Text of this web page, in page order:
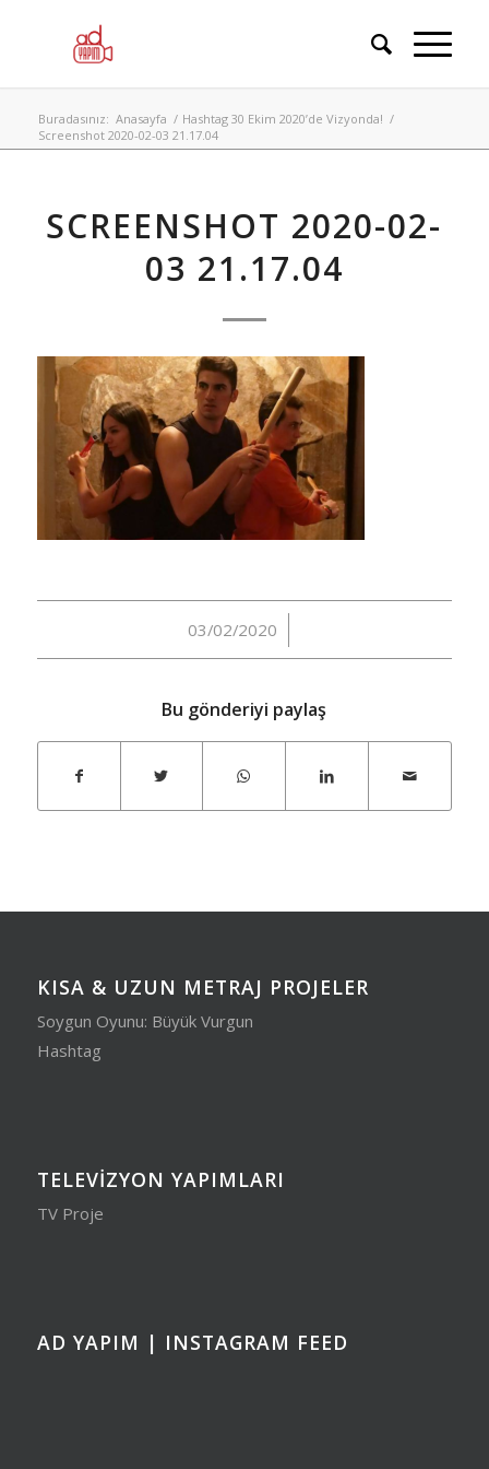
Buradasınız: Anasayfa / Hashtag 30 Ekim 2020’de Vizyonda! /
Screenshot 2020-02-03 21.17.04
SCREENSHOT 2020-02-
03 21.17.04
03/02/2020
/
Bu gönderiyi paylaş
KISA & UZUN METRAJ PROJELER
Soygun Oyunu: Büyük Vurgun
Hashtag
TELEVIZYON YAPIMLARI
TV Proje
AD YAPIM | INSTAGRAM FEED